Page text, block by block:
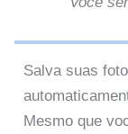
Salva suas
Mesmo que